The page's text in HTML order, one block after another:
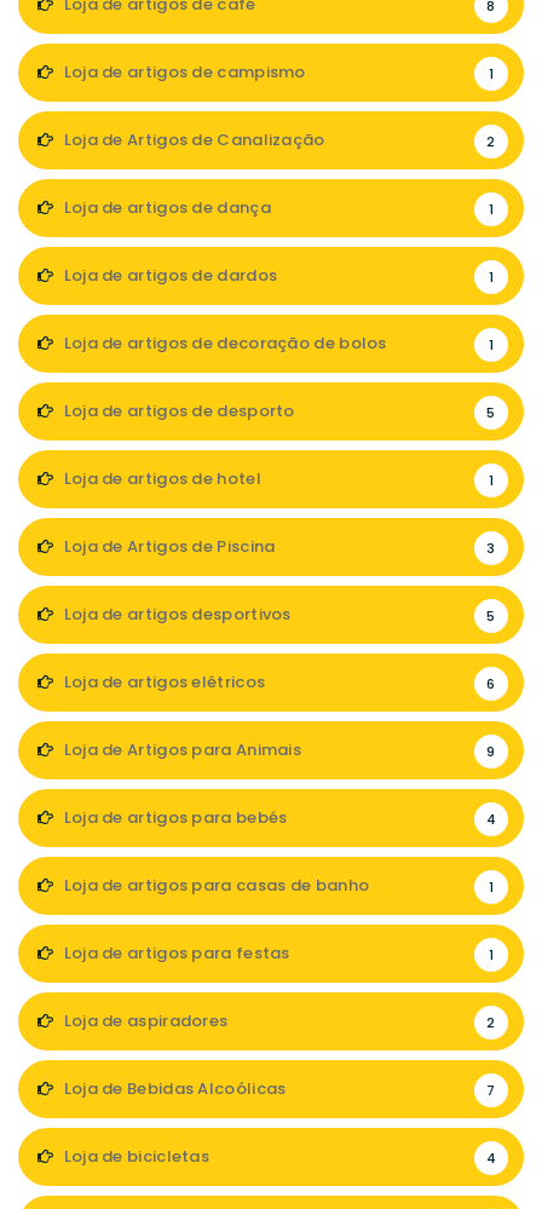
8
Loja de artigos de campismo 1
Loja de Artigos de Canalização 2
Loja de artigos de dança 1
Loja de artigos de dardos 1
Loja de artigos de decoração de bolos 1
Loja de artigos de desporto 5
Loja de artigos de hotel 1
Loja de Artigos de Piscina 3
Loja de artigos desportivos 5
Loja de artigos elétricos 6
Loja de Artigos para Animais 9
Loja de artigos para bebés 4
Loja de artigos para casas de banho 1
Loja de artigos para festas 1
Loja de aspiradores 2
Loja de Bebidas Alcoólicas 7
Loja de bicicletas 4